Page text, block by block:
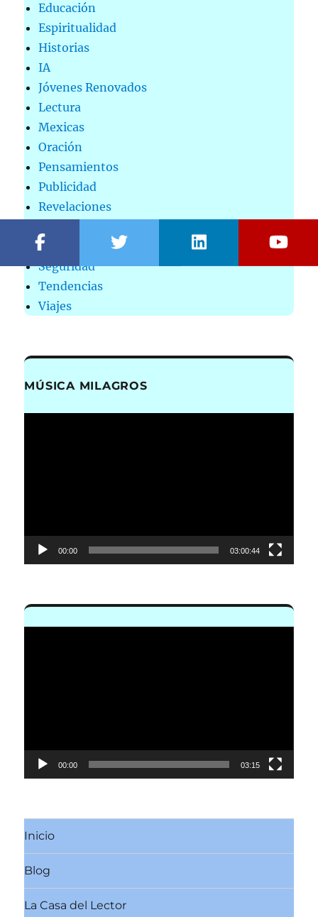
Educación
Espiritualidad
Historias
IA
Jóvenes Renovados
Lectura
Mexicas
Oración
Pensamientos
Publicidad
Revelaciones
Salvación
Seguridad
Tendencias
Viajes
MÚSICA MILAGROS
00:00 03:00:44
00:00 03:15
Inicio
Blog
La Casa del Lector